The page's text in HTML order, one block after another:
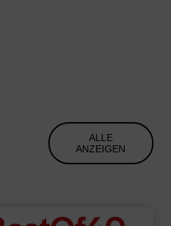
ALLE
ANZEIGEN